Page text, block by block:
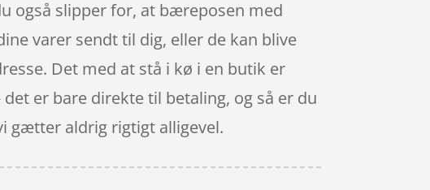
også slipper for, at bæreposen med
varer sendt til dig, eller de kan blive
Det med at stå i kø i en butik er
er bare direkte til betaling, og så er du
gætter aldrig rigtigt alligevel.